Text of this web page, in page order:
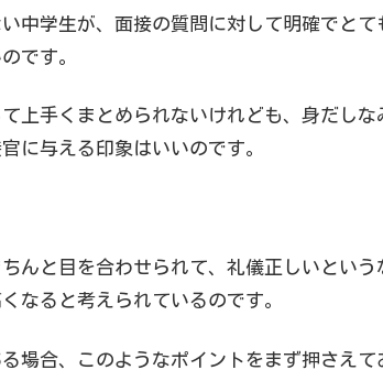
中学生が、面接の質問に対して明確でとて
です。
上手くまとめられないけれども、身だし
に与える印象はいいのです。
んと目を合わせられて、礼儀正しいという
なると考えられているのです。
場合、このようなポイントをまず押さえて